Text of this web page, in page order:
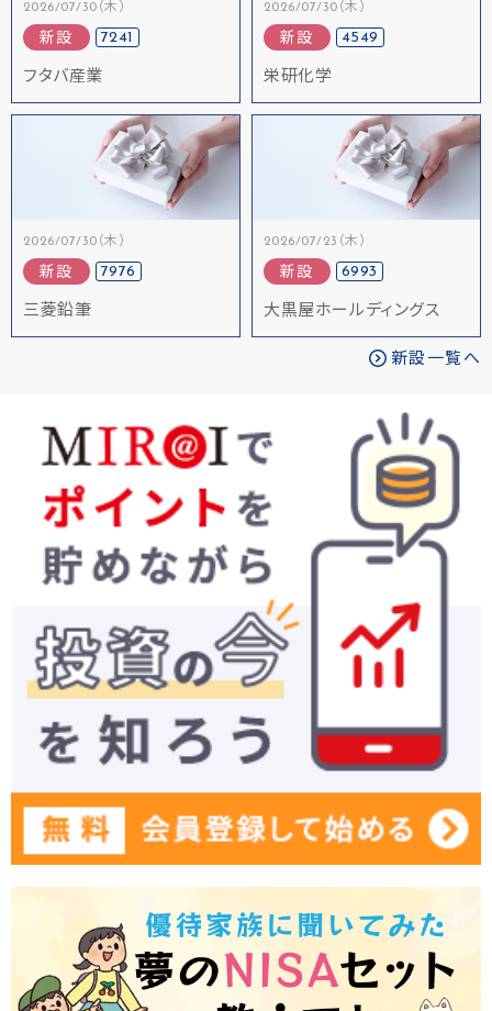
2026/07/30（木）
新設 7241
フタバ産業
2026/07/30（木）
新設 4549
栄研化学
2026/07/30（木）
新設 7976
三菱鉛筆
2026/07/23（木）
新設 6993
大黒屋ホールディングス
新設一覧へ